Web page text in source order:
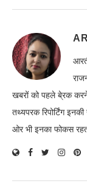
खबरों को पहले बे्रक
तथ्यपरक रिपोर्टिंग
ओर भी इनका फोकस